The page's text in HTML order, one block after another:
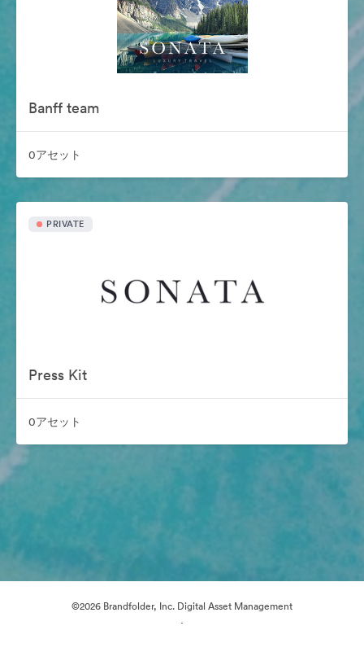
Banff team
0アセット
PRIVATE
Press Kit
0アセット
©2026 Brandfolder, Inc. Digital Asset Management
·